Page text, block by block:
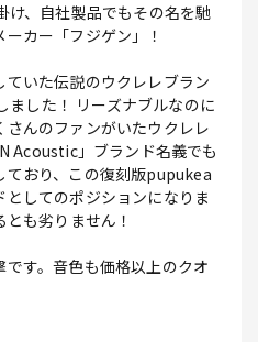
け、自社製品でもその名を馳
カー「フジゲン」！
いた伝説のウクレレブラン
ました！ リーズナブルなのに
んのファンがいたウクレレ
Acoustic」ブランド名義でも
ており、この復刻版pupukea
してのポジションになりま
も劣りません！
す。音色も価格以上のクオ